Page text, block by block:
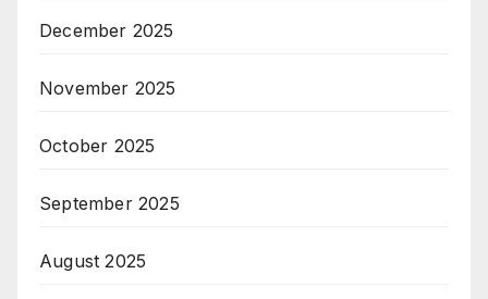
December 2025
November 2025
October 2025
September 2025
August 2025